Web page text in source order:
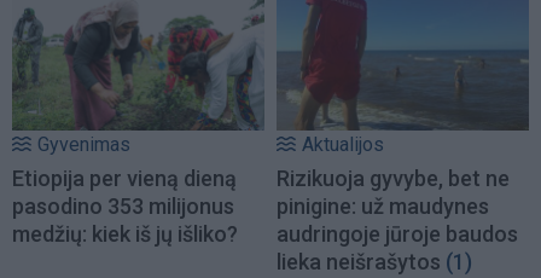
Gyvenimas
Etiopija per vieną dieną
pasodino 353 milijonus
medžių: kiek iš jų išliko?
Aktualijos
Rizikuoja gyvybe, bet ne
pinigine: už maudynes
audringoje jūroje baudos
lieka neišrašytos (1)